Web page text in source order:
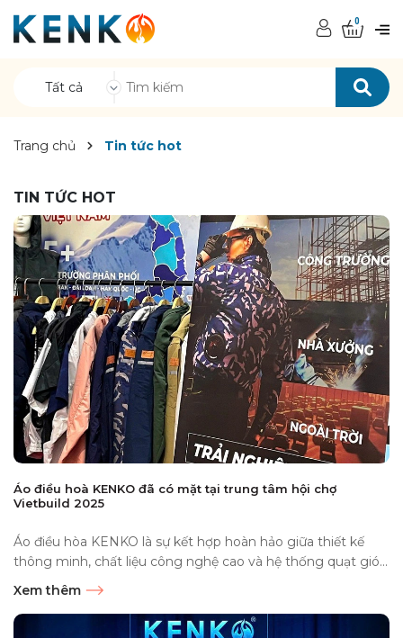
Tất cả
0
Trang chủ Tin tức hot
TIN TỨC HOT
Áo điều hoà KENKO đã có mặt tại trung tâm hội chợ
Vietbuild 2025
Áo điều hòa KENKO là sự kết hợp hoàn hảo giữa thiết kế
thông minh, chất liệu công nghệ cao và hệ thống quạt gió...
Xem thêm